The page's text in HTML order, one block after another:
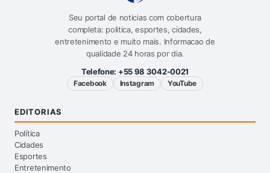
Seu portal de noticias com cobertura
completa: politica, esportes, cidades,
entretenimento e muito mais. Informacao de
qualidade 24 horas por dia.
Telefone: +55 98 3042-0021
Facebook Instagram YouTube
EDITORIAS
Política
Cidades
Esportes
Entretenimento